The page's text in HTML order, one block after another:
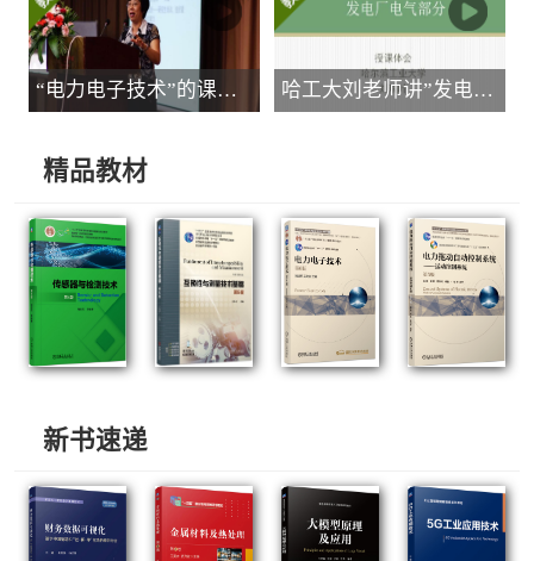
“电力电子技术”的课程安排、重点难点、教学手段 哈工大刘老师讲”发电厂电气部分”授课体会
精品教材
新书速递